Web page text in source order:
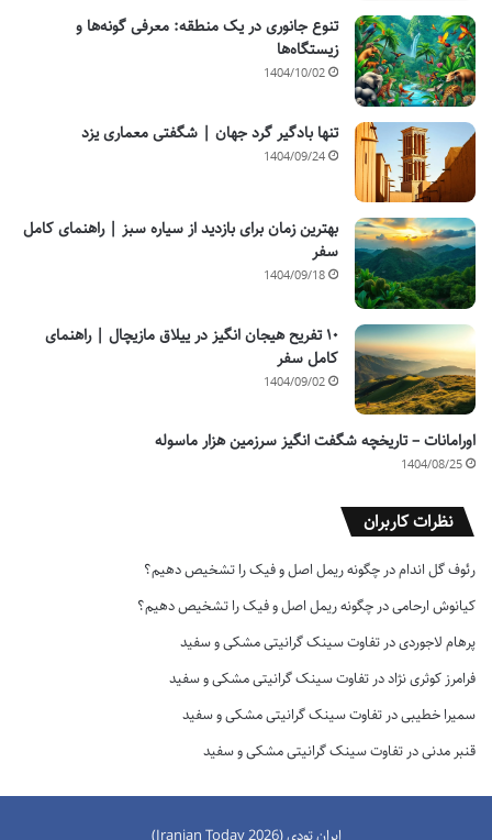
تنوع جانوری در یک منطقه: معرفی گونه‌ها و
زیستگاه‌ها
1404/10/02
تنها بادگیر گرد جهان | شگفتی معماری یزد
1404/09/24
بهترین زمان برای بازدید از سیاره سبز | راهنمای کامل
سفر
1404/09/18
۱۰ تفریح هیجان انگیز در ییلاق مازیچال | راهنمای
کامل سفر
1404/09/02
اورامانات – تاریخچه شگفت انگیز سرزمین هزار ماسوله
1404/08/25
نظرات کاربران
رئوف گل اندامدر چگونه ریمل اصل و فیک را تشخیص دهیم؟
کیانوش ارحامیدر چگونه ریمل اصل و فیک را تشخیص دهیم؟
پرهام لاجوردیدر تفاوت سینک گرانیتی مشکی و سفید
فرامرز کوثری نژاددر تفاوت سینک گرانیتی مشکی و سفید
سمیرا خطیبیدر تفاوت سینک گرانیتی مشکی و سفید
قنبر مدنیدر تفاوت سینک گرانیتی مشکی و سفید